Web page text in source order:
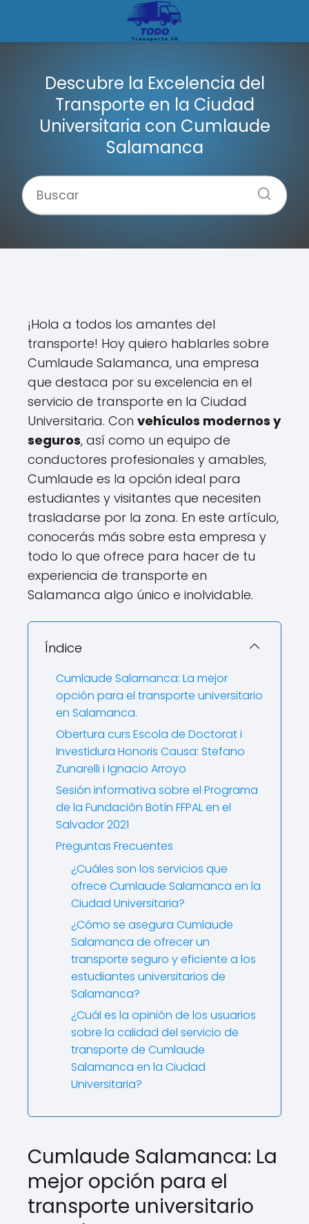
Descubre la Excelencia del
Transporte en la Ciudad
Universitaria con Cumlaude
Salamanca
¡Hola a todos los amantes del
transporte! Hoy quiero hablarles sobre
Cumlaude Salamanca, una empresa
que destaca por su excelencia en el
servicio de transporte en la Ciudad
Universitaria. Con vehículos modernos y
seguros, así como un equipo de
conductores profesionales y amables,
Cumlaude es la opción ideal para
estudiantes y visitantes que necesiten
trasladarse por la zona. En este artículo,
conocerás más sobre esta empresa y
todo lo que ofrece para hacer de tu
experiencia de transporte en
Salamanca algo único e inolvidable.
Índice
Cumlaude Salamanca: La mejor
opción para el transporte universitario
en Salamanca.
Obertura curs Escola de Doctorat i
Investidura Honoris Causa: Stefano
Zunarelli i Ignacio Arroyo
Sesión informativa sobre el Programa
de la Fundación Botín FFPAL en el
Salvador 2021
Preguntas Frecuentes
¿Cuáles son los servicios que
ofrece Cumlaude Salamanca en la
Ciudad Universitaria?
¿Cómo se asegura Cumlaude
Salamanca de ofrecer un
transporte seguro y eficiente a los
estudiantes universitarios de
Salamanca?
¿Cuál es la opinión de los usuarios
sobre la calidad del servicio de
transporte de Cumlaude
Salamanca en la Ciudad
Universitaria?
Cumlaude Salamanca: La
mejor opción para el
transporte universitario